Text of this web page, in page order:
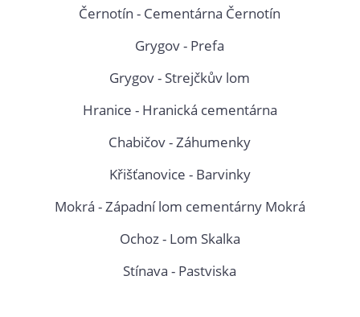
Černotín - Cementárna Černotín
Grygov - Prefa
Grygov - Strejčkův lom
Hranice - Hranická cementárna
Chabičov - Záhumenky
Křišťanovice - Barvinky
Mokrá - Západní lom cementárny Mokrá
Ochoz - Lom Skalka
Stínava - Pastviska